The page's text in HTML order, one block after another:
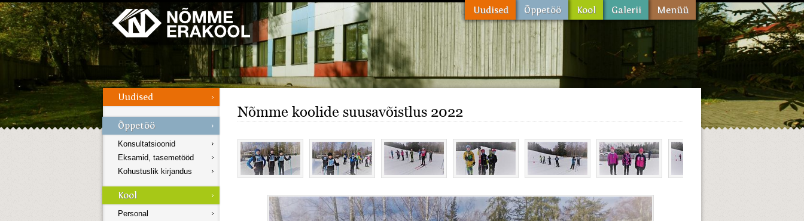
Menüü
Galerii
Konsultatsioonid
Eksamid, tasemetööd
Kohustuslik kirjandus
Personal
Nõmme koolide suusavõistlus 2022